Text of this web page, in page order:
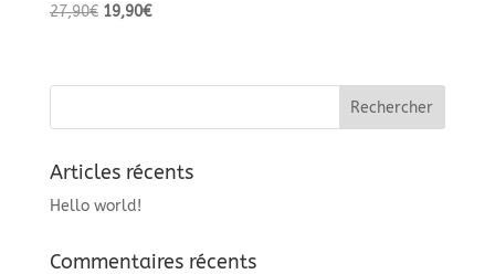
27,90€ Le
était :
19,90€Le
est :
Articles récents
Hello world!
Commentaires récents